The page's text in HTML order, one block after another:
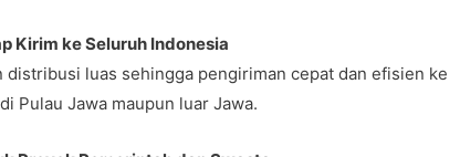
Kirim ke Seluruh Indonesia
distribusi luas sehingga pengiriman cepat dan efisien ke
Pulau Jawa maupun luar Jawa.